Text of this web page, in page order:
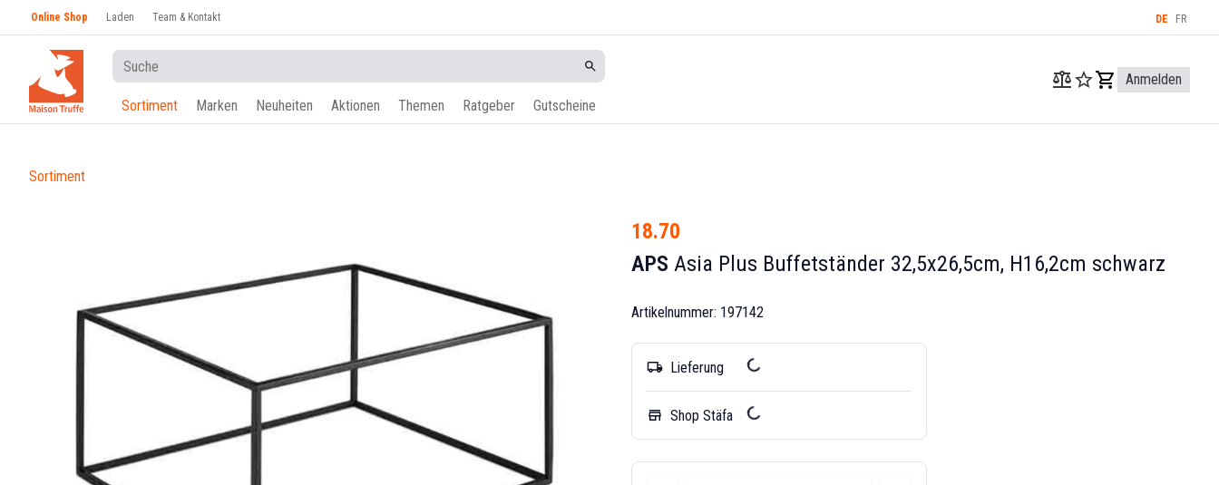
Online Shop Laden Team & Kontakt DE FR
Sortiment Marken Neuheiten Aktionen Themen Ratgeber Gutscheine
Anmelden
Sortiment
18.70
APS Asia Plus Buffetständer 32,5x26,5cm, H16,2cm schwarz
Artikelnummer: 197142
local_shipping Lieferung
store Shop Stäfa